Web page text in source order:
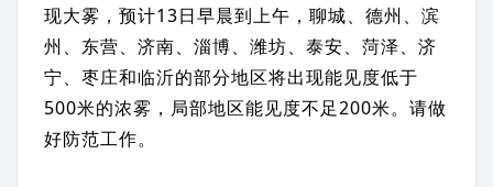
现大雾，预计13日早晨到上午， 聊城、 德州 、 滨
州 、 东营、 济南、 淄博、 潍坊、 泰安、 菏泽、 济
宁、 枣庄和临沂的部分地区将出现能见度低于
500米的浓雾，局部地区能见度不足200米。请做
好防范工作。